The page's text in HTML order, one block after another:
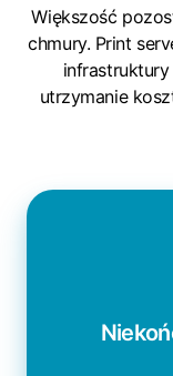
Większość
chmury. Print
utrzymanie